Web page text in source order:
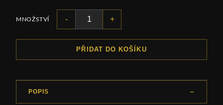
MNOŽSTVÍ - +
PŘIDAT DO KOŠÍKU
POPIS